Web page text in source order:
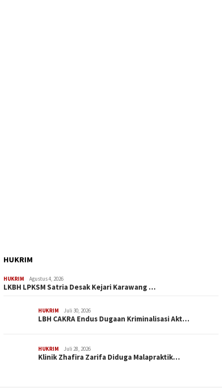
HUKRIM
HUKRIM Agustus 4, 2026
LKBH LPKSM Satria Desak Kejari Karawang …
HUKRIM Juli 30, 2026
LBH CAKRA Endus Dugaan Kriminalisasi Akt…
HUKRIM Juli 28, 2026
Klinik Zhafira Zarifa Diduga Malapraktik…